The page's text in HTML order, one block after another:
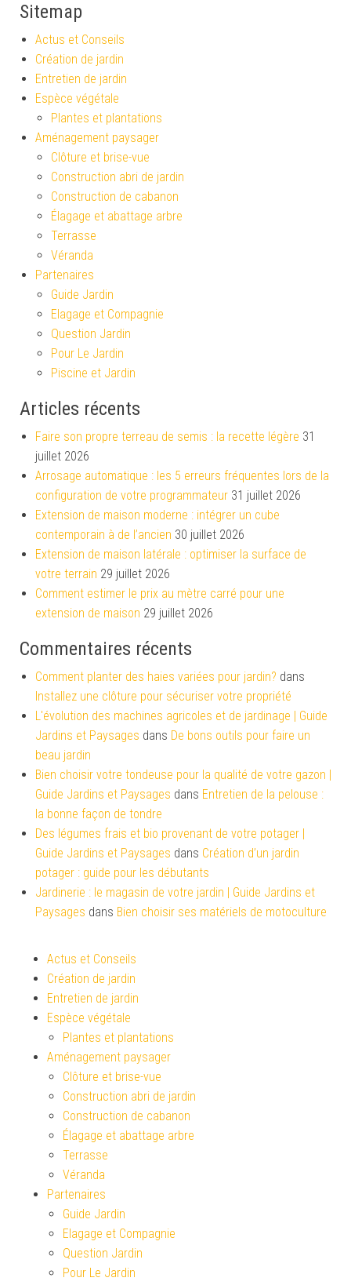
Sitemap
Actus et Conseils
Création de jardin
Entretien de jardin
Espèce végétale
Plantes et plantations
Aménagement paysager
Clôture et brise-vue
Construction abri de jardin
Construction de cabanon
Élagage et abattage arbre
Terrasse
Véranda
Partenaires
Guide Jardin
Elagage et Compagnie
Question Jardin
Pour Le Jardin
Piscine et Jardin
Articles récents
Faire son propre terreau de semis : la recette légère 31
juillet 2026
Arrosage automatique : les 5 erreurs fréquentes lors de la
configuration de votre programmateur 31 juillet 2026
Extension de maison moderne : intégrer un cube
contemporain à de l’ancien 30 juillet 2026
Extension de maison latérale : optimiser la surface de
votre terrain 29 juillet 2026
Comment estimer le prix au mètre carré pour une
extension de maison 29 juillet 2026
Commentaires récents
Comment planter des haies variées pour jardin? dans
Installez une clôture pour sécuriser votre propriété
L'évolution des machines agricoles et de jardinage | Guide
Jardins et Paysages dans De bons outils pour faire un
beau jardin
Bien choisir votre tondeuse pour la qualité de votre gazon |
Guide Jardins et Paysages dans Entretien de la pelouse :
la bonne façon de tondre
Des légumes frais et bio provenant de votre potager |
Guide Jardins et Paysages dans Création d’un jardin
potager : guide pour les débutants
Jardinerie : le magasin de votre jardin | Guide Jardins et
Paysages dans Bien choisir ses matériels de motoculture
Actus et Conseils
Création de jardin
Entretien de jardin
Espèce végétale
Plantes et plantations
Aménagement paysager
Clôture et brise-vue
Construction abri de jardin
Construction de cabanon
Élagage et abattage arbre
Terrasse
Véranda
Partenaires
Guide Jardin
Elagage et Compagnie
Question Jardin
Pour Le Jardin